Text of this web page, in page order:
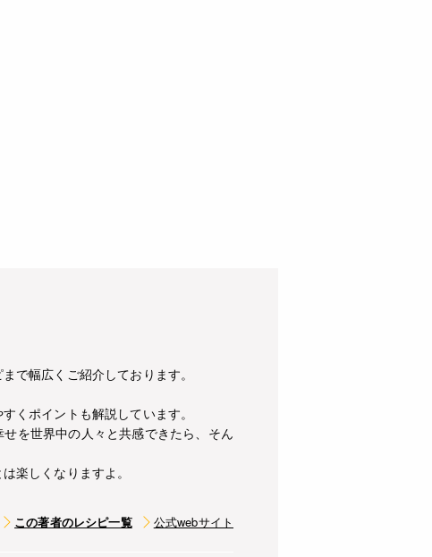
で幅広くご紹介しております。
くポイントも解説しています。
を世界中の人々と共感できたら、そん
楽しくなりますよ。
この著者のレシピ一覧 公式webサイト